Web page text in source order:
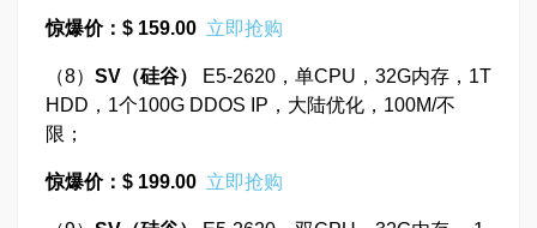
惊爆价：$ 159.00 立即抢购
（8） SV （硅谷）
E5-2620，单CPU，32G内存，1T
HDD，1个100G DDOS IP，大陆优化，100M/不
限；
惊爆价：$ 199.00 立即抢购